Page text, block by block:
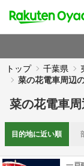
トップ 千葉県
菜の花電車周辺
菜の花電車周
目的地に近い順